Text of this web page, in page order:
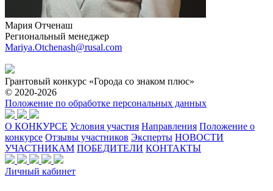
Мария Отченаш
Региональный менеджер
Mariya.Otchenash@rusal.com
Грантовый конкурс «Города со знаком плюс»
© 2020-2026
Положение по обработке персональных данных
О КОНКУРСЕ Условия участия Направления Положение о
конкурсе Отзывы участников Эксперты НОВОСТИ
УЧАСТНИКАМ ПОБЕДИТЕЛИ КОНТАКТЫ
Личный кабинет